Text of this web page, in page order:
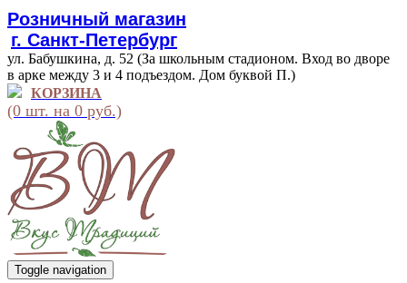
Розничный магазин
г. Санкт-Петербург
ул. Бабушкина, д. 52 (За школьным стадионом. Вход во дворе
в арке между 3 и 4 подъездом. Дом буквой П.)
КОРЗИНА
(0 шт. на 0 руб.)
Toggle navigation